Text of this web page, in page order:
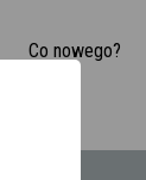
Co nowego?